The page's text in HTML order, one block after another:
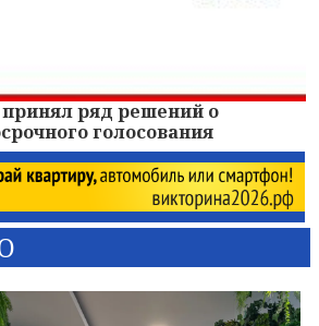
ряд решений о
голосования